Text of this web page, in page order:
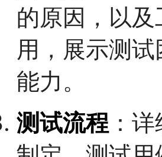
的原因，以
用，展示测
能力。
测试流程 ：